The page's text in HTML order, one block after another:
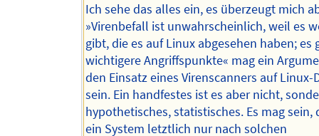
Ich sehe das alles ein, es überzeugt mich
»Virenbefall ist unwahrscheinlich, weil es
gibt, die es auf Linux abgesehen haben; es
wichtigere Angriffspunkte« mag ein
den Einsatz eines Virenscanners auf Linux-
sein. Ein handfestes ist es aber nicht,
hypothetisches, statistisches. Es mag sein,
ein System letztlich nur nach solchen